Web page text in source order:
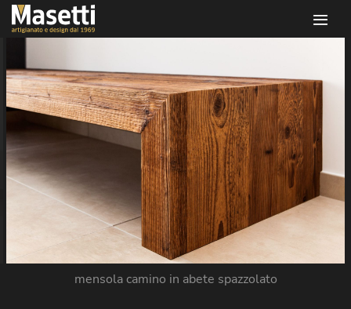
mensola camino in abete spazzolato